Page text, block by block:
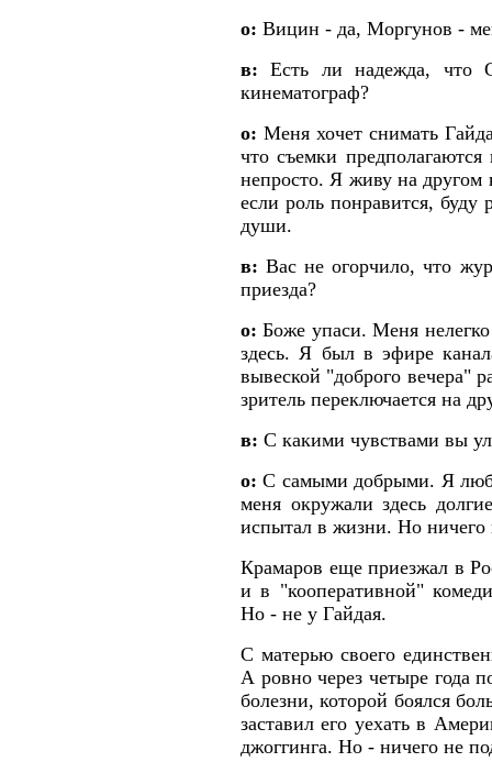
о: Вицин - да, Моргунов -
в: Есть ли надежда, что
кинематограф?
о: Меня хочет снимать
что съемки
непросто. Я живу на другом
если роль понравится, буду
души.
в: Вас не огорчило, что
приезда?
о: Боже упаси. Меня
здесь. Я был в эфире
вывеской "доброго вечера"
зритель переключается на
в: С какими чувствами вы
о: С самыми добрыми. Я
меня окружали здесь
испытал в жизни. Но ничего
Крамаров еще приезжал в
и в "кооперативной"
Но - не у Гайдая.
С матерью своего
А ровно через четыре года
болезни, которой боялся
заставил его уехать в
джоггинга. Но - ничего не